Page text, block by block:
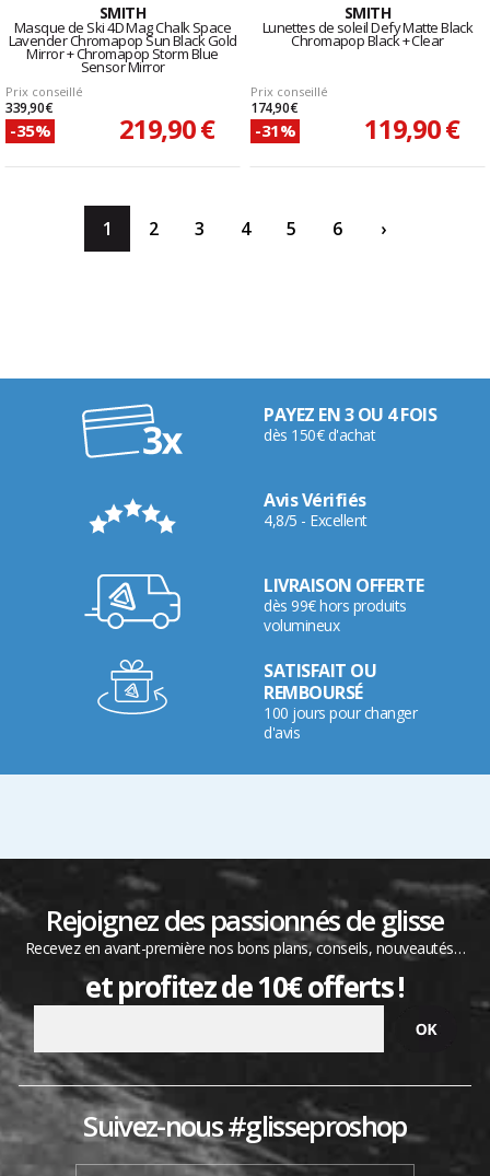
SMITH
Masque de Ski 4D Mag Chalk Space
Lavender Chromapop Sun Black Gold
Mirror + Chromapop Storm Blue
Sensor Mirror
Prix conseillé
339,90 €
-35% 219,90 €
SMITH
Lunettes de soleil Defy Matte Black
Chromapop Black + Clear
Prix conseillé
174,90 €
-31% 119,90 €
1 2 3 4 5 6 ›
PAYEZ EN 3 OU 4 FOIS
dès 150€ d'achat
Avis Vérifiés
4,8/5 - Excellent
LIVRAISON OFFERTE
dès 99€ hors produits
volumineux
SATISFAIT OU
REMBOURSÉ
100 jours pour changer
d'avis
Rejoignez des passionnés de glisse
Recevez en avant-première nos bons plans, conseils, nouveautés…
et profitez de 10€ offerts !
Suivez-nous #glisseproshop